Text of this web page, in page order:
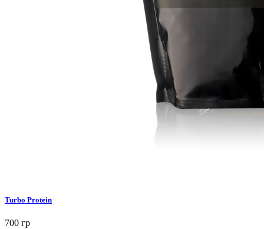
Turbo Protein
700 гр